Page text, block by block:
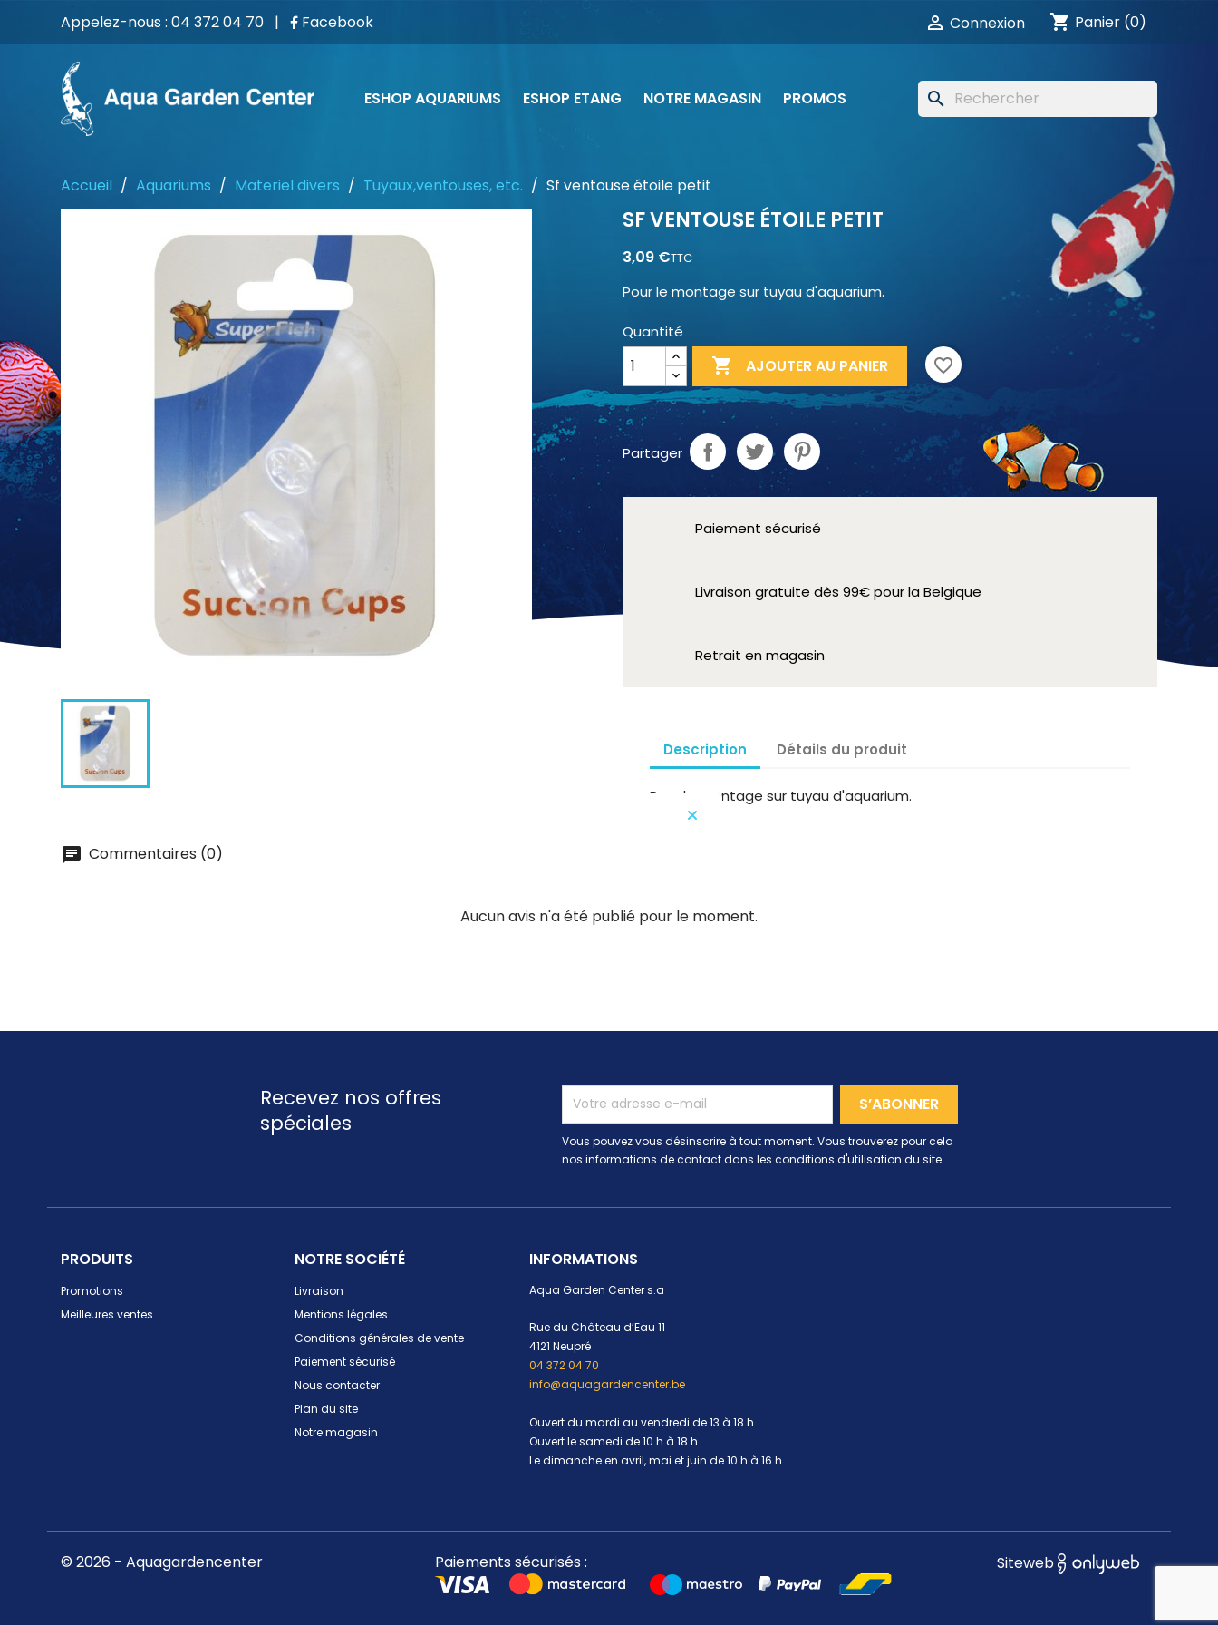
Appelez-nous : 04 372 04 70 | Facebook  Connexion shopping_cart Panier (0)
ESHOP AQUARIUMS ESHOP ETANG NOTRE MAGASIN PROMOS search
Accueil Aquariums Materiel divers Tuyaux,ventouses, etc. Sf ventouse étoile petit
SF VENTOUSE ÉTOILE PETIT
3,09 €TTC
Pour le montage sur tuyau d'aquarium.
Quantité
 AJOUTER AU PANIER favorite_border
Partager
Paiement sécurisé
Livraison gratuite dès 99€ pour la Belgique
Retrait en magasin
Description Détails du produit
Pour le montage sur tuyau d'aquarium.
Commentaires (0)
Aucun avis n'a été publié pour le moment.
Recevez nos offres
spéciales
Vous pouvez vous désinscrire à tout moment. Vous trouverez pour cela
nos informations de contact dans les conditions d'utilisation du site.
PRODUITS
Promotions
Meilleures ventes
NOTRE SOCIÉTÉ
Livraison
Mentions légales
Conditions générales de vente
Paiement sécurisé
Nous contacter
Plan du site
Notre magasin
INFORMATIONS
Aqua Garden Center s.a
Rue du Château d’Eau 11
4121 Neupré
04 372 04 70
info@aquagardencenter.be
Ouvert du mardi au vendredi de 13 à 18 h
Ouvert le samedi de 10 h à 18 h
Le dimanche en avril, mai et juin de 10 h à 16 h
© 2026 - Aquagardencenter Paiements sécurisés : Siteweb